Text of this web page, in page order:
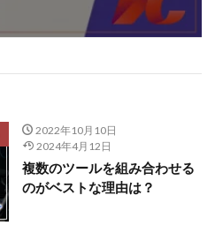
2022年10月10日
2024年4月12日
複数のツールを組み合わせる
のがベストな理由は？